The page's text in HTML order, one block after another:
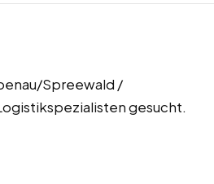
Spreewald /
gesucht.